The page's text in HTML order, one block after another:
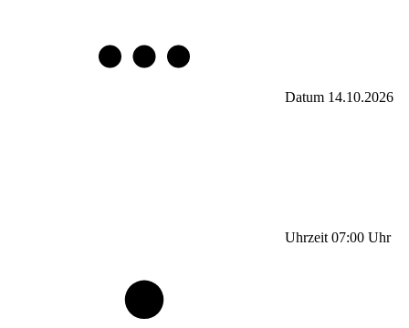
Datum 14.10.2026
Uhrzeit 07:00 Uhr